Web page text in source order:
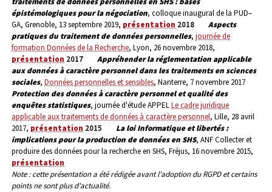
épistémologiques pour la négociation, colloque inaugural de la PUD–
GA, Grenoble, 13 septembre 2019, présentation 2018
Aspects
pratiques du traitement de données personnelles, journée de
formation Données de la Recherche, Lyon, 26 novembre 2018,
présentation 2017
Appréhender la réglementation applicable
aux données à caractère personnel dans les traitements en sciences
sociales, Données personnelles et sensibles, Nanterre, 7 novembre 2017
Protection des données à caractère personnel et qualité des
enquêtes statistiques, journée d'étude APPELLe cadre juridique
applicable aux traitements de données à caractère personnel, Lille, 28 avril
2017, présentation 2015
La loi Informatique et libertés :
implications pour la production de données en SHS, ANF Collecter et
produire des données pour la recherche en SHS, Fréjus, 16 novembre 2015,
présentation
Note : cette présentation a été rédigée avant l'adoption du RGPD et certains
points ne sont plus d'actualité.